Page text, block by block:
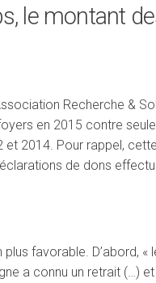
le montant
Recherche &
en 2015 contre
2014. Pour rappel,
de dons
favorable. D’abord,
a connu un retrait (…)